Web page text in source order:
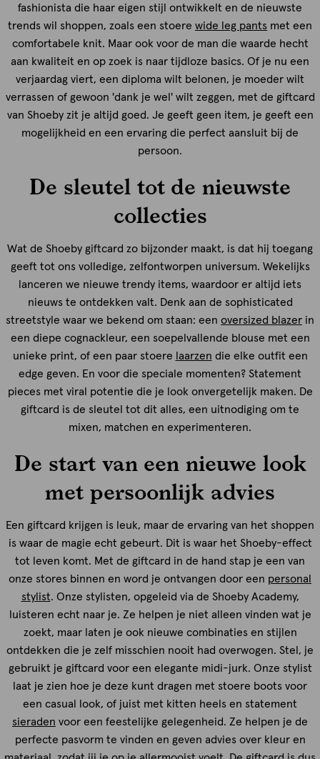
fashionista die haar eigen stijl ontwikkelt en de nieuwste
trends wil shoppen, zoals een stoere wide leg pants met een
comfortabele knit. Maar ook voor de man die waarde hecht
aan kwaliteit en op zoek is naar tijdloze basics. Of je nu een
verjaardag viert, een diploma wilt belonen, je moeder wilt
verrassen of gewoon 'dank je wel' wilt zeggen, met de giftcard
van Shoeby zit je altijd goed. Je geeft geen item, je geeft een
mogelijkheid en een ervaring die perfect aansluit bij de
persoon.
De sleutel tot de nieuwste
collecties
Wat de Shoeby giftcard zo bijzonder maakt, is dat hij toegang
geeft tot ons volledige, zelfontworpen universum. Wekelijks
lanceren we nieuwe trendy items, waardoor er altijd iets
nieuws te ontdekken valt. Denk aan de sophisticated
streetstyle waar we bekend om staan: een oversized blazer in
een diepe cognackleur, een soepelvallende blouse met een
unieke print, of een paar stoere laarzen die elke outfit een
edge geven. En voor die speciale momenten? Statement
pieces met viral potentie die je look onvergetelijk maken. De
giftcard is de sleutel tot dit alles, een uitnodiging om te
mixen, matchen en experimenteren.
De start van een nieuwe look
met persoonlijk advies
Een giftcard krijgen is leuk, maar de ervaring van het shoppen
is waar de magie echt gebeurt. Dit is waar het Shoeby-effect
tot leven komt. Met de giftcard in de hand stap je een van
onze stores binnen en word je ontvangen door een personal
stylist. Onze stylisten, opgeleid via de Shoeby Academy,
luisteren echt naar je. Ze helpen je niet alleen vinden wat je
zoekt, maar laten je ook nieuwe combinaties en stijlen
ontdekken die je zelf misschien nooit had overwogen. Stel, je
gebruikt je giftcard voor een elegante midi-jurk. Onze stylist
laat je zien hoe je deze kunt dragen met stoere boots voor
een casual look, of juist met kitten heels en statement
sieraden voor een feestelijke gelegenheid. Ze helpen je de
perfecte pasvorm te vinden en geven advies over kleur en